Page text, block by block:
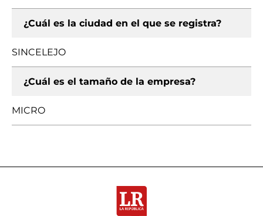
¿Cuál es la ciudad en el que se registra?
SINCELEJO
¿Cuál es el tamaño de la empresa?
MICRO